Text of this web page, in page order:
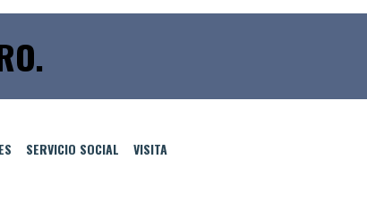
SERVICIO SOCIAL VISITA